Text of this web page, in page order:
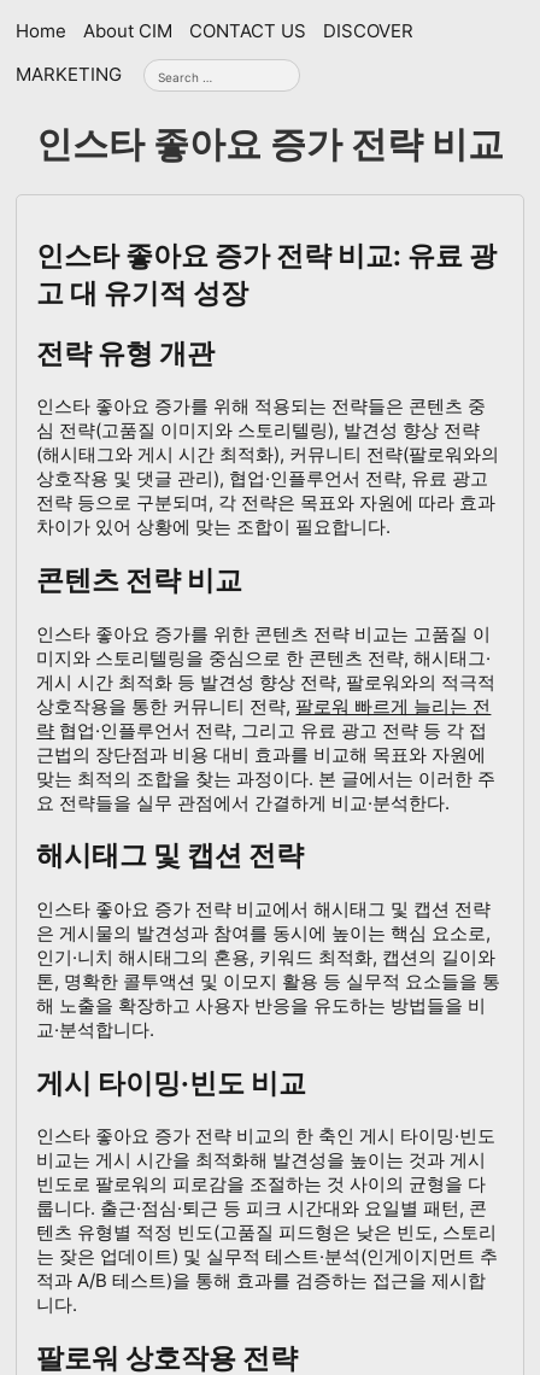
Skip
Home About CIM CONTACT US
DISCOVER
MARKETING
Search
for:
인스타 좋아요 증가 전략 비교
인스타 좋아요 증가 전략 비교: 유료 광
고 대 유기적 성장
전략 유형 개관
인스타 좋아요 증가를 위해 적용되는 전략들은 콘텐츠 중
심 전략(고품질 이미지와 스토리텔링), 발견성 향상 전략
(해시태그와 게시 시간 최적화), 커뮤니티 전략(팔로워와의
상호작용 및 댓글 관리), 협업·인플루언서 전략, 유료 광고
전략 등으로 구분되며, 각 전략은 목표와 자원에 따라 효과
차이가 있어 상황에 맞는 조합이 필요합니다.
콘텐츠 전략 비교
인스타 좋아요 증가를 위한 콘텐츠 전략 비교는 고품질 이
미지와 스토리텔링을 중심으로 한 콘텐츠 전략, 해시태그·
게시 시간 최적화 등 발견성 향상 전략, 팔로워와의 적극적
상호작용을 통한 커뮤니티 전략, 팔로워 빠르게 늘리는 전
략 협업·인플루언서 전략, 그리고 유료 광고 전략 등 각 접
근법의 장단점과 비용 대비 효과를 비교해 목표와 자원에
맞는 최적의 조합을 찾는 과정이다. 본 글에서는 이러한 주
요 전략들을 실무 관점에서 간결하게 비교·분석한다.
해시태그 및 캡션 전략
인스타 좋아요 증가 전략 비교에서 해시태그 및 캡션 전략
은 게시물의 발견성과 참여를 동시에 높이는 핵심 요소로,
인기·니치 해시태그의 혼용, 키워드 최적화, 캡션의 길이와
톤, 명확한 콜투액션 및 이모지 활용 등 실무적 요소들을 통
해 노출을 확장하고 사용자 반응을 유도하는 방법들을 비
교·분석합니다.
게시 타이밍·빈도 비교
인스타 좋아요 증가 전략 비교의 한 축인 게시 타이밍·빈도
비교는 게시 시간을 최적화해 발견성을 높이는 것과 게시
빈도로 팔로워의 피로감을 조절하는 것 사이의 균형을 다
룹니다. 출근·점심·퇴근 등 피크 시간대와 요일별 패턴, 콘
텐츠 유형별 적정 빈도(고품질 피드형은 낮은 빈도, 스토리
는 잦은 업데이트) 및 실무적 테스트·분석(인게이지먼트 추
적과 A/B 테스트)을 통해 효과를 검증하는 접근을 제시합
니다.
팔로워 상호작용 전략